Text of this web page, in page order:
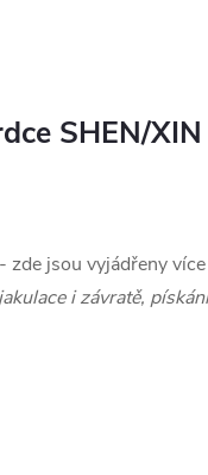
SHEN/
zde jsou vyjádřeny
i závratě,